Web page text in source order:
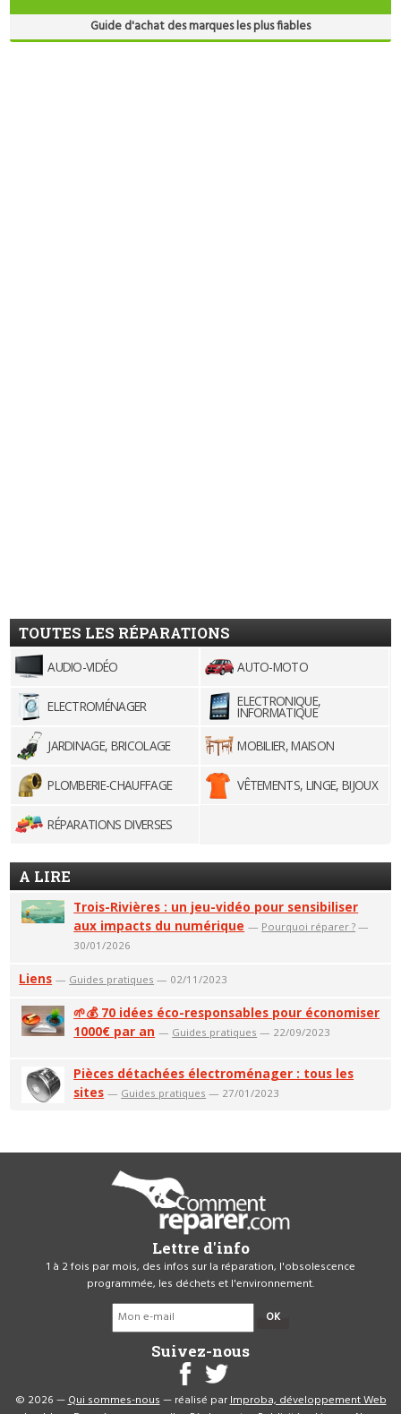
Guide d'achat des marques les plus fiables
TOUTES LES RÉPARATIONS
AUDIO-VIDÉO AUTO-MOTO
ELECTROMÉNAGER ELECTRONIQUE,
INFORMATIQUE
JARDINAGE, BRICOLAGE
MOBILIER, MAISON
PLOMBERIE-CHAUFFAGE VÊTEMENTS, LINGE, BIJOUX
RÉPARATIONS DIVERSES
A LIRE
Trois-Rivières : un jeu-vidéo pour sensibiliser
aux impacts du numérique — Pourquoi réparer ? —
30/01/2026
Liens — Guides pratiques — 02/11/2023
🌱💰 70 idées éco-responsables pour économiser
1000€ par an — Guides pratiques — 22/09/2023
Pièces détachées électroménager : tous les
sites — Guides pratiques — 27/01/2023
Lettre d'info
1 à 2 fois par mois, des infos sur la réparation, l'obsolescence
programmée, les déchets et l'environnement.
OK
Suivez-nous
© 2026 —Qui sommes-nous— réalisé parImproba, développement Web